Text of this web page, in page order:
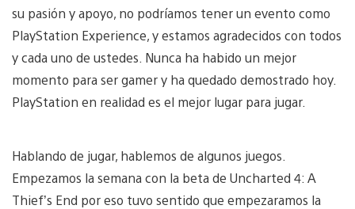
su pasión y apoyo, no podríamos tener un evento como
PlayStation Experience, y estamos agradecidos con todos
y cada uno de ustedes. Nunca ha habido un mejor
momento para ser gamer y ha quedado demostrado hoy.
PlayStation en realidad es el mejor lugar para jugar.
Hablando de jugar, hablemos de algunos juegos.
Empezamos la semana con la beta de Uncharted 4: A
Thief’s End por eso tuvo sentido que empezaramos la